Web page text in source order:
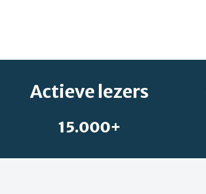
Actieve lezers
15.000+